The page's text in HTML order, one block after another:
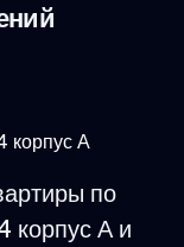
корпус А
по
корпус А и